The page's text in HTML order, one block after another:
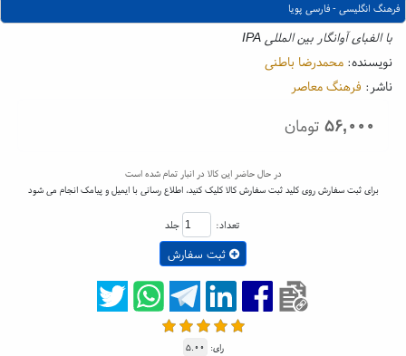
فرهنگ انگلیسی - فارسی پویا
با الفبای آوانگار بین المللی IPA
نویسنده: محمدرضا باطنی
ناشر: فرهنگ معاصر
۵۶,۰۰۰تومان
در حال حاضر این کالا در انبار تمام شده است
برای ثبت سفارش روی کلید ثبت سفارش کالا کلیک کنید، اطلاع رسانی با ایمیل و پیامک انجام می شود
تعداد: جلد
ثبت سفارش
رای: ۵.۰۰